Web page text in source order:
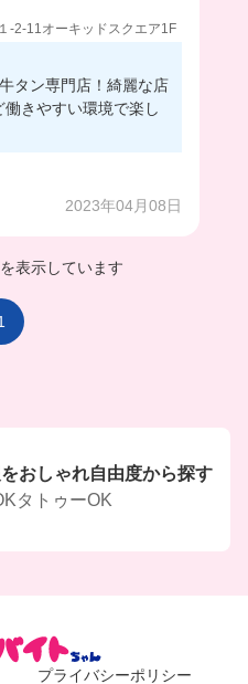
-2-11オーキッドスクエア1F
タン専門店！綺麗な店
きやすい環境で楽し
2023年04月08日
表示しています
おしゃれ自由度から探す
タトゥーOK
プライバシーポリシー